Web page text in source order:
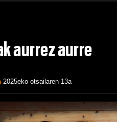
aurrez aurre
2025eko otsailaren 13a